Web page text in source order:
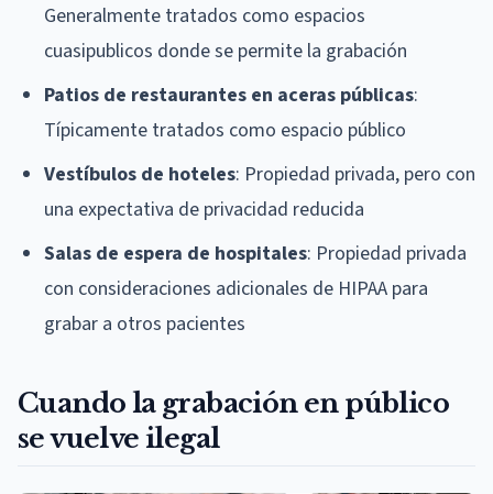
Generalmente tratados como espacios
cuasipublicos donde se permite la grabación
Patios de restaurantes en aceras públicas:
Típicamente tratados como espacio público
Vestíbulos de hoteles: Propiedad privada, pero con
una expectativa de privacidad reducida
Salas de espera de hospitales: Propiedad privada
con consideraciones adicionales de HIPAA para
grabar a otros pacientes
Cuando la grabación en público
se vuelve ilegal